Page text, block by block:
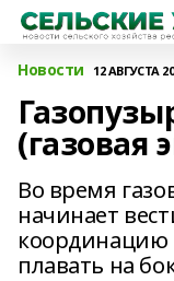
Новости 12 АВГУСТА
(газовая
Во время
начинает
координацию
плавать на